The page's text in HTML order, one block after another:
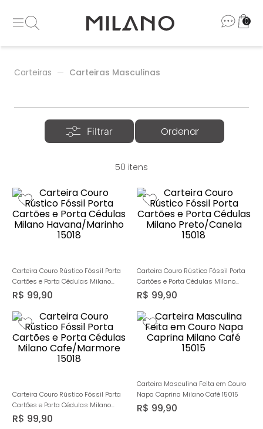
0
Carteiras Carteiras Masculinas
50
Carteira Couro Rústico Fóssil Porta
Cartões e Porta Cédulas Milano
Havana/Marinho 15018
R$ 99,90
Carteira Couro Rústico Fóssil Porta
Cartões e Porta Cédulas Milano
Preto/Canela 15018
R$ 99,90
Carteira Couro Rústico Fóssil Porta
Cartões e Porta Cédulas Milano
Cafe/Marmore 15018
R$ 99,90
Carteira Masculina Feita em Couro
Napa Caprina Milano Café 15015
R$ 99,90